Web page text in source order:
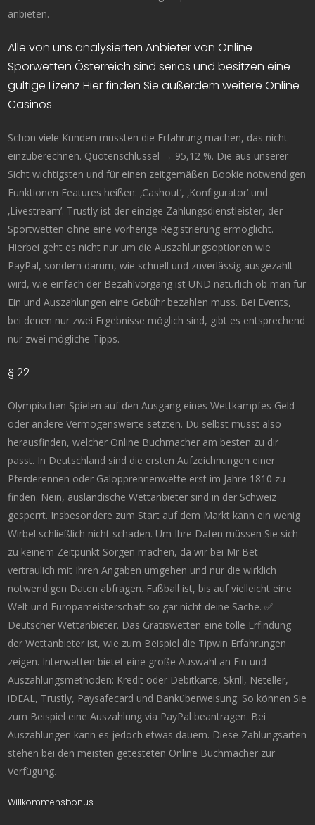
anbieten.
Alle von uns analysierten Anbieter von Online
Sporwetten Österreich sind seriös und besitzen eine
gültige Lizenz Hier finden Sie außerdem weitere Online
Casinos
Schon viele Kunden mussten die Erfahrung machen, das nicht
einzuberechnen. Quotenschlüssel → 95,12 %. Die aus unserer
Sicht wichtigsten und für einen zeitgemäßen Bookie notwendigen
Funktionen Features heißen: ‚Cashout’, ‚Konfigurator’ und
‚Livestream’. Trustly ist der einzige Zahlungsdienstleister, der
Sportwetten ohne eine vorherige Registrierung ermöglicht.
Hierbei geht es nicht nur um die Auszahlungsoptionen wie
PayPal, sondern darum, wie schnell und zuverlässig ausgezahlt
wird, wie einfach der Bezahlvorgang ist UND natürlich ob man für
Ein und Auszahlungen eine Gebühr bezahlen muss. Bei Events,
bei denen nur zwei Ergebnisse möglich sind, gibt es entsprechend
nur zwei mögliche Tipps.
§ 22
Olympischen Spielen auf den Ausgang eines Wettkampfes Geld
oder andere Vermögenswerte setzten. Du selbst musst also
herausfinden, welcher Online Buchmacher am besten zu dir
passt. In Deutschland sind die ersten Aufzeichnungen einer
Pferderennen oder Galopprennenwette erst im Jahre 1810 zu
finden. Nein, ausländische Wettanbieter sind in der Schweiz
gesperrt. Insbesondere zum Start auf dem Markt kann ein wenig
Wirbel schließlich nicht schaden. Um Ihre Daten müssen Sie sich
zu keinem Zeitpunkt Sorgen machen, da wir bei Mr Bet
vertraulich mit Ihren Angaben umgehen und nur die wirklich
notwendigen Daten abfragen. Fußball ist, bis auf vielleicht eine
Welt und Europameisterschaft so gar nicht deine Sache. ✅
Deutscher Wettanbieter. Das Gratiswetten eine tolle Erfindung
der Wettanbieter ist, wie zum Beispiel die Tipwin Erfahrungen
zeigen. Interwetten bietet eine große Auswahl an Ein und
Auszahlungsmethoden: Kredit oder Debitkarte, Skrill, Neteller,
iDEAL, Trustly, Paysafecard und Banküberweisung. So können Sie
zum Beispiel eine Auszahlung via PayPal beantragen. Bei
Auszahlungen kann es jedoch etwas dauern. Diese Zahlungsarten
stehen bei den meisten getesteten Online Buchmacher zur
Verfügung.
Willkommensbonus